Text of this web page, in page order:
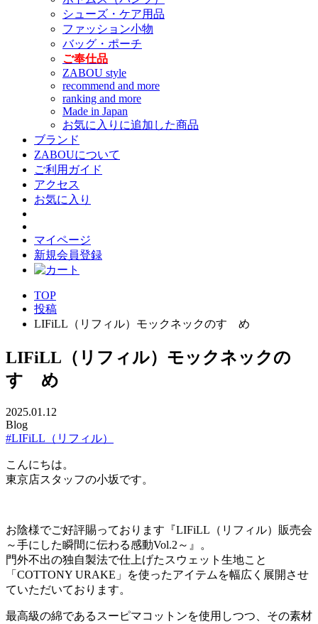
シューズ・ケア用品
ファッション小物
バッグ・ポーチ
ご奉仕品
ZABOU style
recommend and more
ranking and more
Made in Japan
お気に入りに追加した商品
ブランド
ZABOUについて
ご利用ガイド
アクセス
お気に入り
マイページ
新規会員登録
TOP
投稿
LIFiLL（リフィル）モックネックのすゝめ
LIFiLL（リフィル）モックネックの
すゝめ
2025.01.12
Blog
#LIFiLL（リフィル）
こんにちは。
東京店スタッフの小坂です。
お陰様でご好評賜っております『LIFiLL（リフィル）販売会
～手にした瞬間に伝わる感動Vol.2～』。
門外不出の独自製法で仕上げたスウェット生地こと
「COTTONY URAKE」を使ったアイテムを幅広く展開させ
ていただいております。
最高級の綿であるスーピマコットンを使用しつつ、その素材